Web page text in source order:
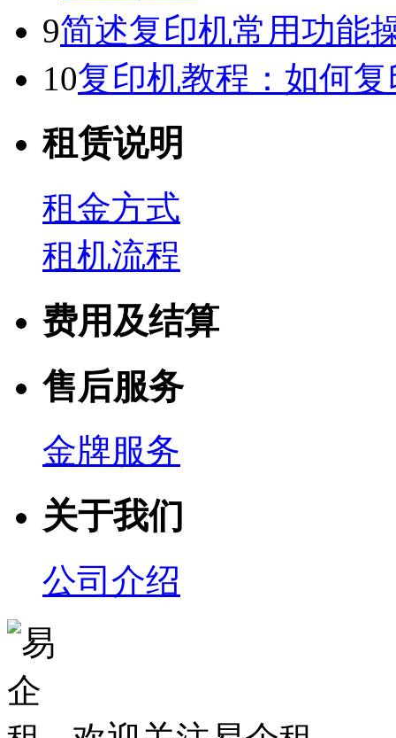
9简述复印机常用功能
10复印机教程：如何
租赁说明
租金方式
租机流程
费用及结算
售后服务
金牌服务
关于我们
公司介绍